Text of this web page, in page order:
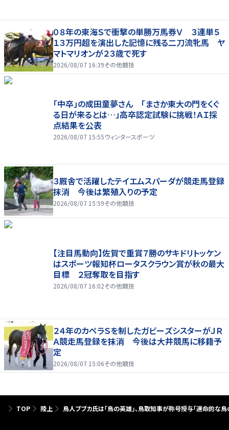
０８年の東海Ｓで衝撃の単勝万馬券Ｖ ３連単５
１３万円超を演出した記憶に残る二刀流牝馬 ヤ
マトマリオンが２３歳で死す
2026/08/07 16:39その他競技
「中卒」の成田童夢さん 「まさか東大の門をくぐ
る日が来るとは…」高卒認定試験に挑戦！ＡＩ採
点結果を公表
2026/08/07 15:55ウィンタースポーツ
３厩舎で活躍したテイエムスパーダが競走馬登録
抹消 今後は繁殖入りの予定
2026/08/07 15:59その他競技
【注目馬動向】佐賀で重賞７勝のサキドリトッケン
はスポーツ報知杯ロータスクラウン賞が秋の最大
目標 ２冠奪取を目指す
2026/08/07 16:02その他競技
２４年のカペラＳを制したガビーズシスターがＪＲ
Ａ競走馬登録を抹消 今後は大井競馬に移籍予
定
2026/08/07 15:06その他競技
TOP 陸上 鳥人ブブカ氏は「鳥の英雄」、鳥取知事が称号授与「運命的な鳥